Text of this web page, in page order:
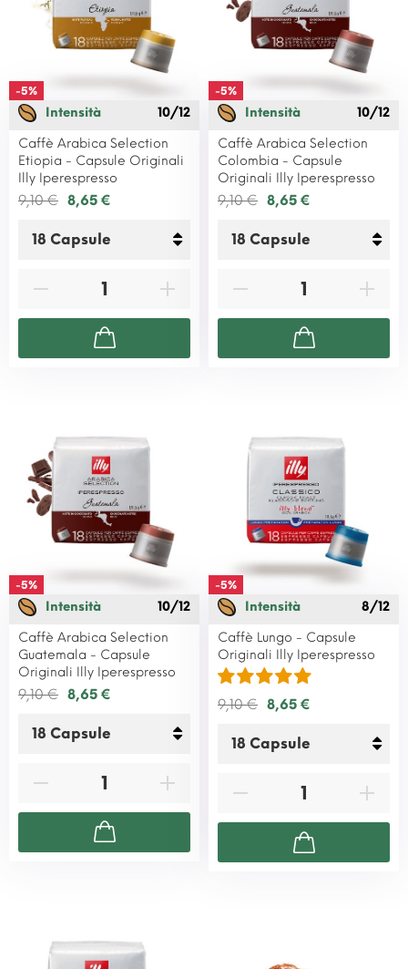
-5%
Intensità
10/12
Caffè Arabica Selection
Etiopia - Capsule Originali
Illy Iperespresso
9,10 € 8,65 €
-5%
Intensità
10/12
Caffè Arabica Selection
Colombia - Capsule
Originali Illy Iperespresso
9,10 € 8,65 €
-5%
Intensità
10/12
Caffè Arabica Selection
Guatemala - Capsule
Originali Illy Iperespresso
9,10 € 8,65 €
-5%
Intensità
8/12
Caffè Lungo - Capsule
Originali Illy Iperespresso
9,10 € 8,65 €